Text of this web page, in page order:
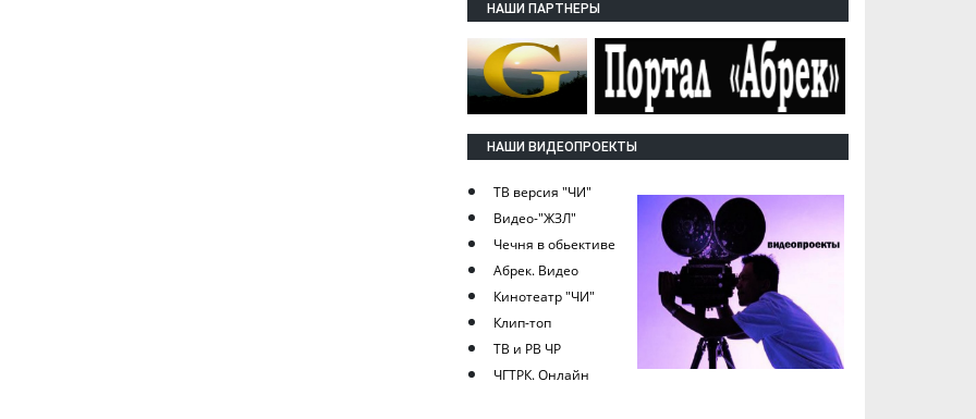
НАШИ ПАРТНЕРЫ
НАШИ ВИДЕОПРОЕКТЫ
ТВ версия "ЧИ"
Видео-"ЖЗЛ"
Чечня в обьективе
Абрек. Видео
Кинотеатр "ЧИ"
Клип-топ
ТВ и РВ ЧР
ЧГТРК. Онлайн